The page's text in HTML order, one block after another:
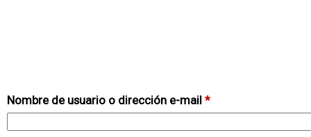
Nombre de usuario o dirección e-mail *